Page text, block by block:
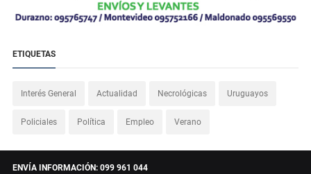
ETIQUETAS
Interés General Actualidad Necrológicas Uruguayos
Policiales Política Empleo Verano
ENVÍA INFORMACIÓN: 099 961 044